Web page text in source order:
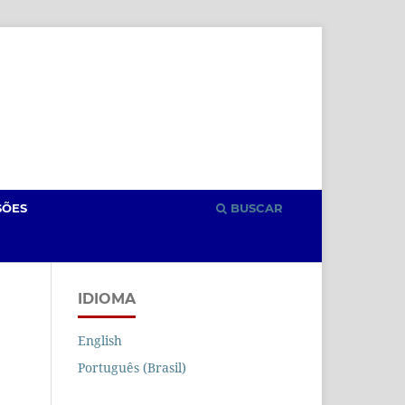
BUSCAR
IDIOMA
English
Português (Brasil)